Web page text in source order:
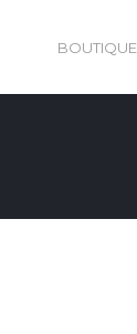
BOUTIQUE